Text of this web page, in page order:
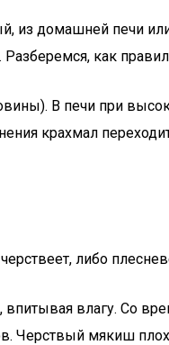
домашней печи
как
В печи при
крахмал
либо
влагу. Со
Черствый мякиш